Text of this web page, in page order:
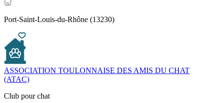
Port-Saint-Louis-du-Rhône (13230)
ASSOCIATION TOULONNAISE DES AMIS DU CHAT
(ATAC)
Club pour chat